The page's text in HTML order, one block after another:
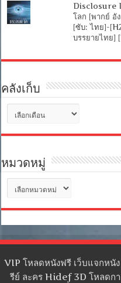
Disclosure
โลก [พากย์ อั
[ซับ: ไทย]-
บรรยายไทย]
คลังเก็บ
เก็บ
หมวดหมู่
หมู่
VIP โหลดหนังฟรี เว็บแจกหนั
รีย์ ละคร Hidef 3D โหลดก